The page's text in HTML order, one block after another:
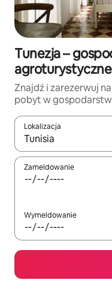
Tunezja –
Znajdź i zarezerwuj
pobyt w
Lokalizacja
Gdy wyniki będą
Zameldowanie
Wymeldowanie